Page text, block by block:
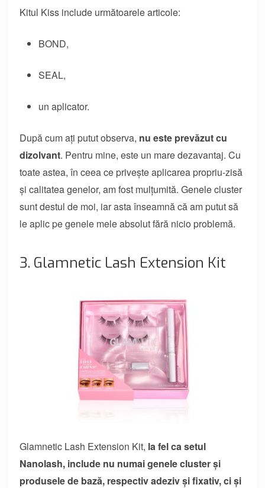
Kitul Kiss include următoarele articole:
BOND,
SEAL,
un aplicator.
După cum ați putut observa, nu este prevăzut cu
dizolvant. Pentru mine, este un mare dezavantaj. Cu
toate astea, în ceea ce privește aplicarea propriu-zisă
și calitatea genelor, am fost mulțumită. Genele cluster
sunt destul de moi, iar asta înseamnă că am putut să
le aplic pe genele mele absolut fără nicio problemă.
3. Glamnetic Lash Extension Kit
Glamnetic Lash Extension Kit, la fel ca setul
Nanolash, include nu numai genele cluster și
produsele de bază, respectiv adeziv și fixativ, ci și